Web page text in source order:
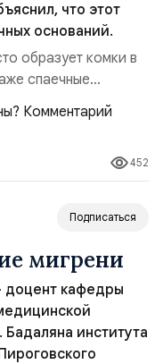
что этот
оснований.
образует комки в
спаечные
желудок и
с такой пищей”, —
возникают не
состава и
оно
452
Подписаться
мигрени
доцент кафедры
института